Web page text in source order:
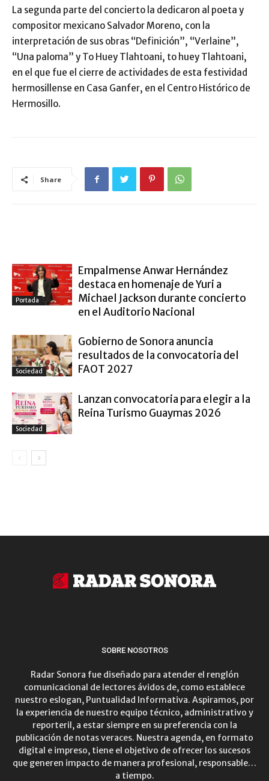
La segunda parte del concierto la dedicaron al poeta y
compositor mexicano Salvador Moreno, con la
interpretación de sus obras “Definición”, “Verlaine”,
“Una paloma” y To Huey Tlahtoani, to huey Tlahtoani,
en el que fue el cierre de actividades de esta festividad
hermosillense en Casa Ganfer, en el Centro Histórico de
Hermosillo.
Share
Portada
Empalmense Anwar Hernández
destaca en homenaje de Yuri a
Michael Jackson durante concierto
en el Auditorio Nacional
Sociedad
Gobierno de Sonora anuncia
resultados de la convocatoria del
FAOT 2027
Sociedad
Lanzan convocatoria para elegir a la
Reina Turismo Guaymas 2026
SOBRE NOSOTROS
Radar Sonora fue diseñado para atender el renglón
comunicacional de lectores ávidos de, como establece
nuestro eslogan, Puntualidad Informativa. Aspiramos, por
la experiencia de nuestro equipo técnico, administrativo y
reporteril, a estar siempre en su preferencia con la
publicación de notas veraces. Nuestra agenda, en formato
digital e impreso, tiene el objetivo de ofrecer los sucesos
que generen impacto de manera profesional, responsable…
a tiempo.